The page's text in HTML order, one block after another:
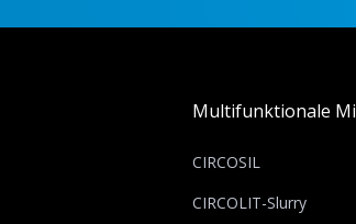
Multifunktionale
CIRCOSIL
CIRCOLIT-Slurry